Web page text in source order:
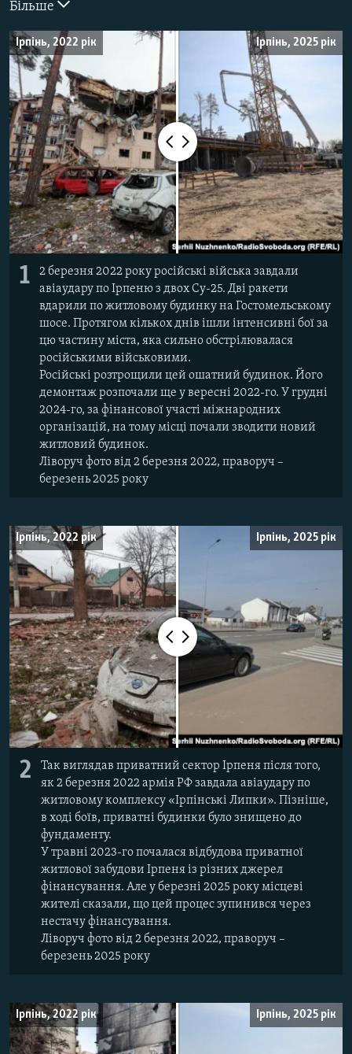
СВІДЧЕННЯ ОКУПАЦІЇ
УКРАЇНСЬКА ПРОБЛЕМА КРИМУ
ІНФОГРАФІКА
Русский
Qırımtatar
ДОЛУЧАЙСЯ!
Усі сайти RFE/RL
Більше
Ірпінь, 2022 рік Ірпінь, 2025 рік
1
2 березня 2022 року російські війська завдали
авіаудару по Ірпеню з двох Су-25. Дві ракети
вдарили по житловому будинку на Гостомельському
шосе. Протягом кількох днів ішли інтенсивні бої за
цю частину міста, яка сильно обстрілювалася
російськими військовими.
Російські розтрощили цей ошатний будинок. Його
демонтаж розпочали ще у вересні 2022-го. У грудні
2024-го, за фінансової участі міжнародних
організацій, на тому місці почали зводити новий
житловий будинок.
Ліворуч фото від 2 березня 2022, праворуч –
березень 2025 року
Ірпінь, 2022 рік Ірпінь, 2025 рік
2
Так виглядав приватний сектор Ірпеня після того,
як 2 березня 2022 армія РФ завдала авіаудару по
житловому комплексу «Ірпінські Липки». Пізніше,
в ході боїв, приватні будинки було знищено до
фундаменту.
У травні 2023-го почалася відбудова приватної
житлової забудови Ірпеня із різних джерел
фінансування. Але у березні 2025 року місцеві
жителі сказали, що цей процес зупинився через
нестачу фінансування.
Ліворуч фото від 2 березня 2022, праворуч –
березень 2025 року
Ірпінь, 2022 рік Ірпінь, 2025 рік